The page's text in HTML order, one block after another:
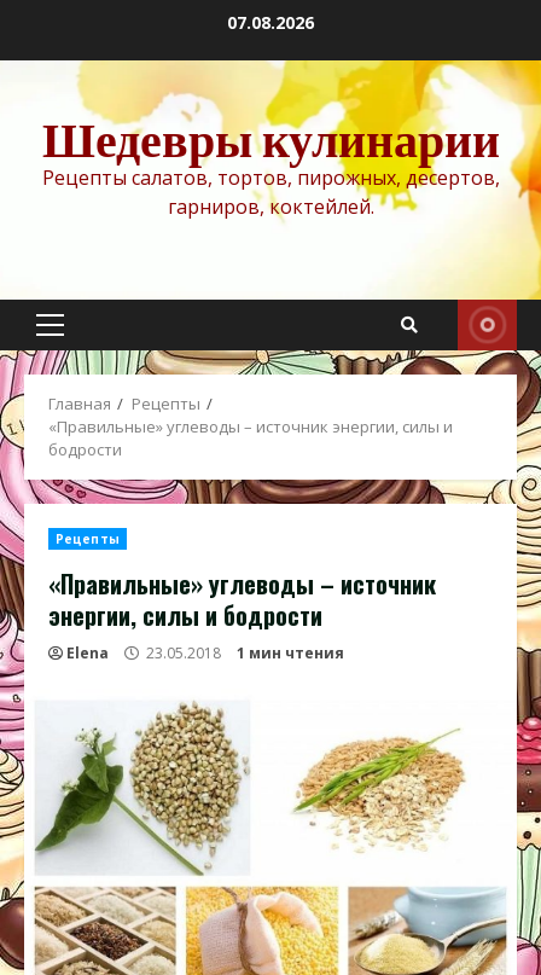
содержимому
07.08.2026
Шедевры кулинарии
Рецепты салатов, тортов, пирожных, десертов,
гарниров, коктейлей.
Основное
меню
Главная
Рецепты
«Правильные» углеводы – источник энергии, силы и
бодрости
Рецепты
«Правильные» углеводы – источник
энергии, силы и бодрости
Elena 23.05.2018 1 мин чтения